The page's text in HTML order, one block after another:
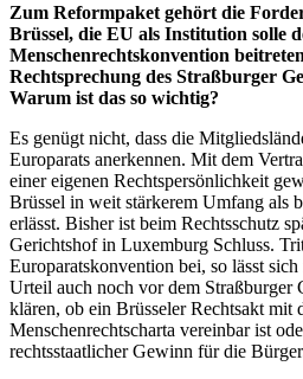
Zum Reformpaket gehört die
Brüssel, die EU als Institution solle
Menschenrechtskonvention
Rechtsprechung des Straßburger
Warum ist das so wichtig?
Es genügt nicht, dass die
Europarats anerkennen. Mit dem
einer eigenen Rechtspersönlichkeit
Brüssel in weit stärkerem Umfang als
erlässt. Bisher ist beim Rechtsschutz
Gerichtshof in Luxemburg Schluss.
Europaratskonvention bei, so lässt
Urteil auch noch vor dem Straßburger
klären, ob ein Brüsseler Rechtsakt mit
Menschenrechtscharta vereinbar ist
rechtsstaatlicher Gewinn für die